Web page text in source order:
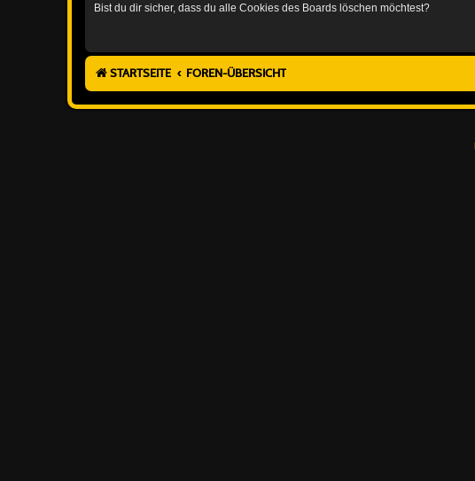
Bist du dir sicher, dass du alle Cookies des Boards löschen möchtest?
STARTSEITE FOREN-ÜBERSICHT